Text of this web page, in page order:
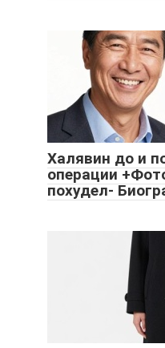
Халявин до и
операции
похудел-